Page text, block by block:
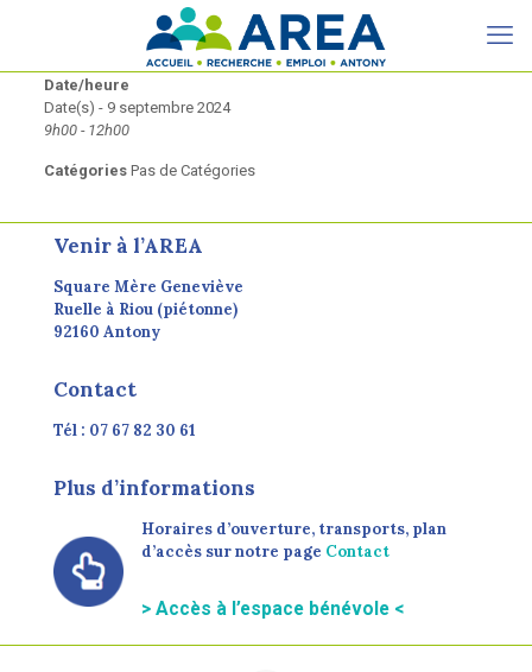
Date/heure
Date(s) - 9 septembre 2024
9h00 - 12h00
CatégoriesPas de Catégories
Venir à l’AREA
Square Mère Geneviève
Ruelle à Riou (piétonne)
92160 Antony
Contact
Tél : 07 67 82 30 61
Plus d’informations
Horaires d’ouverture, transports, plan
d’accès sur notre page Contact
> Accès à l’espace bénévole <